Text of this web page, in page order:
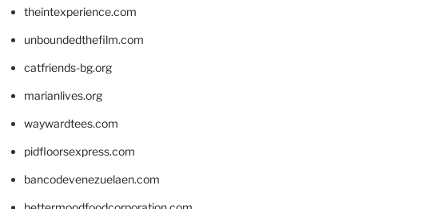
theintexperience.com
unboundedthefilm.com
catfriends-bg.org
marianlives.org
waywardtees.com
pidfloorsexpress.com
bancodevenezuelaen.com